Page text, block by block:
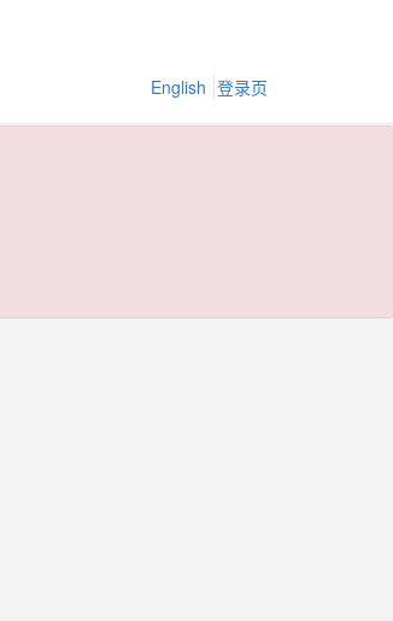
English 登录页